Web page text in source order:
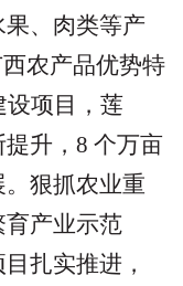
、肉类等产
农产品优势特
设项目，莲
升， 8 个万亩
。狠抓农业重
产业示范
扎实推进，